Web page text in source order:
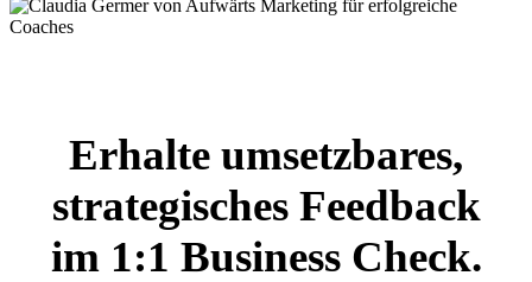
Erhalte umsetzbares,
strategisches Feedback
im 1:1 Business Check.